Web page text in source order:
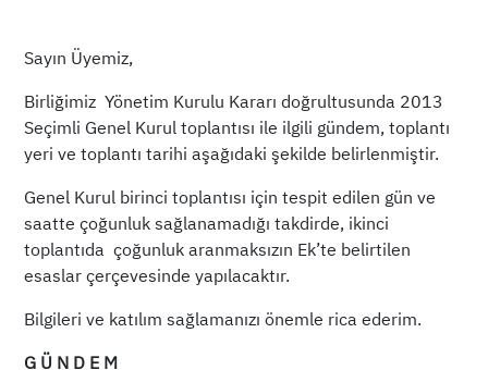
Sayın Üyemiz,
Birliğimiz Yönetim Kurulu Kararı doğrultusunda 2013
Seçimli Genel Kurul toplantısı ile ilgili gündem, toplantı
yeri ve toplantı tarihi aşağıdaki şekilde belirlenmiştir.
Genel Kurul birinci toplantısı için tespit edilen gün ve
saatte çoğunluk sağlanamadığı takdirde, ikinci
toplantıda çoğunluk aranmaksızın Ek’te belirtilen
esaslar çerçevesinde yapılacaktır.
Bilgileri ve katılım sağlamanızı önemle rica ederim.
G Ü N D E M